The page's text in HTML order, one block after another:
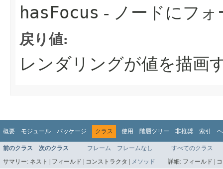
hasFocus - ノードにフ
戻り値:
レンダリングが値を描画
概要 モジュール パッケージ クラス 使用 階層ツリー 非推奨 索引
前のクラス 次のクラス フレーム フレームなし
すべてのクラス
サマリー: ネスト | フィールド | コンストラクタ | メソッド 詳細: フィールド |